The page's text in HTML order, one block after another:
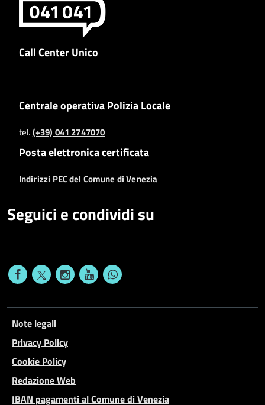
Call Center Unico
Centrale operativa Polizia Locale
tel.(+39) 041 2747070
Posta elettronica certificata
Indirizzi PEC del Comune di Venezia
Seguici e condividi su
Note legali
Privacy Policy
Cookie Policy
Redazione Web
IBAN pagamenti al Comune di Venezia